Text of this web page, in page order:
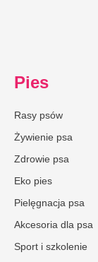
Pies
Rasy psów
Żywienie psa
Zdrowie psa
Eko pies
Pielęgnacja psa
Akcesoria dla psa
Sport i szkolenie